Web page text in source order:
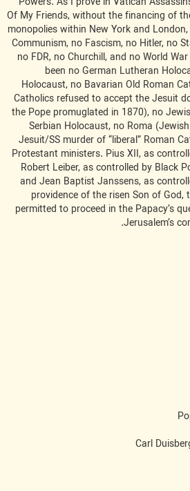
Of My Friends, without the financing of
monopolies within New York and
Communism, no Fascism, no Hitler, no
no FDR, no Churchill, and no World
been no German Lutheran
Holocaust, no Bavarian Old Roman
Catholics refused to accept the Jesuit
the Pope promuglated in 1870), no
Serbian Holocaust, no Roma
Jesuit/SS murder of “liberal” Roman
Protestant ministers. Pius XII, as
Robert Leiber, as controlled by Black
and Jean Baptist Janssens, as
providence of the risen Son of
permitted to proceed in the Papacy’s
Jerusalem’s
Carl